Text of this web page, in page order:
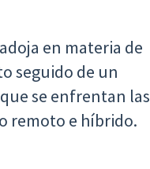
en materia de
seguido de un
se enfrentan las
remoto e híbrido.